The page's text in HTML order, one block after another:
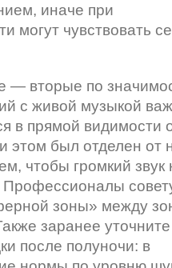
иначе при
могут чувствовать
— вторые по
с живой музыкой
в прямой видимости
этом был отделен от
чтобы громкий звук
зоны» между
заранее уточните
после полуночи: в